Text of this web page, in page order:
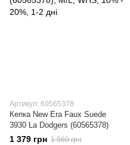
Артикул: 60565378
Кепка New Era Faux Suede
3930 La Dodgers (60565378)
1 379 грн 1 560 грн